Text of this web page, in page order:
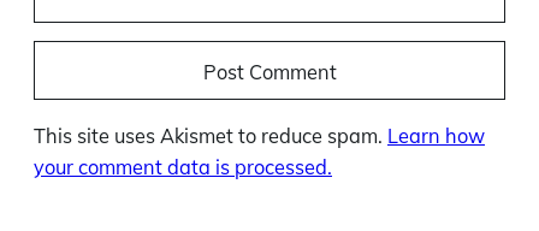
This site uses Akismet to reduce spam. Learn how
your comment data is processed.